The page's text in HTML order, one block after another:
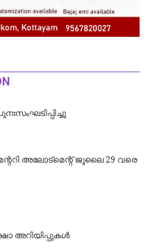
അലോട്മെന്റ് ജൂലൈ 29 വരെ
അറിയിപ്പുകൾ